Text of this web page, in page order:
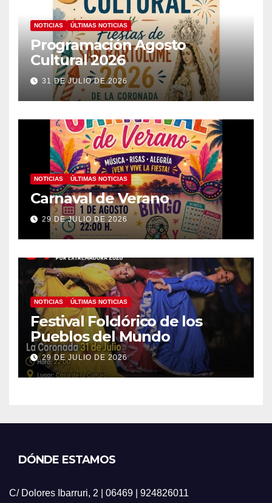
NOTICIAS ÚLTIMAS NOTICIAS
Programación Agosto
Cultural 2026
31 DE JULIO DE 2026
NOTICIAS ÚLTIMAS NOTICIAS
Carnaval de Verano
29 DE JULIO DE 2026
NOTICIAS ÚLTIMAS NOTICIAS
Festival Folclórico de los
Pueblos del Mundo
29 DE JULIO DE 2026
DÓNDE ESTAMOS
C/ Dolores Ibarruri, 2 | 06469 | 924826011